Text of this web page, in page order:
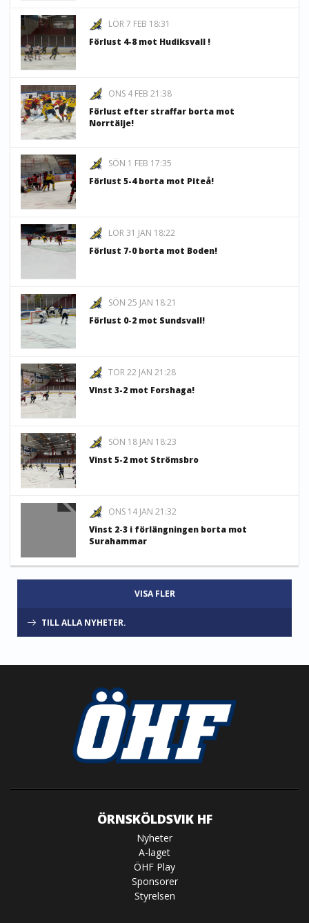
LÖR 7 FEB 18:31
Förlust 4-8 mot Hudiksvall !
ONS 4 FEB 21:38
Förlust efter straffar borta mot
Norrtälje!
SÖN 1 FEB 17:35
Förlust 5-4 borta mot Piteå!
LÖR 31 JAN 18:22
Förlust 7-0 borta mot Boden!
SÖN 25 JAN 18:21
Förlust 0-2 mot Sundsvall!
TOR 22 JAN 21:28
Vinst 3-2 mot Forshaga!
SÖN 18 JAN 18:23
Vinst 5-2 mot Strömsbro
ONS 14 JAN 21:32
Vinst 2-3 i förlängningen borta mot
Surahammar
VISA FLER
TILL ALLA NYHETER.
ÖRNSKÖLDSVIK HF
Nyheter
A-laget
ÖHF Play
Sponsorer
Styrelsen